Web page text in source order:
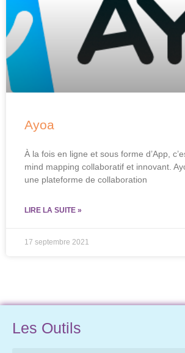
Ayoa
À la fois en ligne et sous forme d’App,
mind mapping collaboratif et innovant.
une plateforme de collaboration
LIRE LA SUITE »
17 septembre 2021
Les Outils